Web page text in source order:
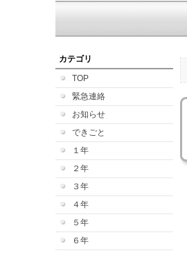
カテゴリ
TOP
緊急連絡
お知らせ
できごと
１年
２年
３年
４年
５年
６年